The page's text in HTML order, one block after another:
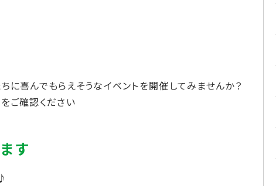
に喜んでもらえそうなイベントを開催してみませんか？
をご確認ください